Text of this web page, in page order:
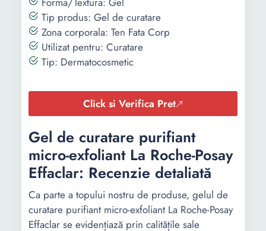
Tip produs: Gel de curatare
Zona corporala: Ten Fata Corp
Utilizat pentru: Curatare
Tip: Dermatocosmetic
Click si Verifica Pret
Gel de curatare purifiant
micro-exfoliant La Roche-Posay
Effaclar: Recenzie detaliată
Ca parte a topului nostru de produse, gelul de
curatare purifiant micro-exfoliant La Roche-Posay
Effaclar se evidențiază prin calitățile sale